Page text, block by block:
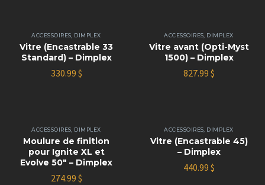
ACCESSOIRES DIMPLEX
Vitre (Encastrable 33
Standard) – Dimplex
330.99 $
ACCESSOIRES DIMPLEX
Vitre avant (Opti-Myst
1500) – Dimplex
827.99 $
ACCESSOIRES DIMPLEX
Moulure de finition
pour Ignite XL et
Evolve 50″ – Dimplex
274.99 $
ACCESSOIRES DIMPLEX
Vitre (Encastrable 45)
– Dimplex
440.99 $